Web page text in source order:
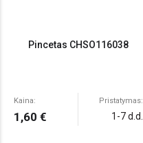
Pincetas CHSO116038
Kaina:
1,60 €
Pristatymas:
1-7 d.d.